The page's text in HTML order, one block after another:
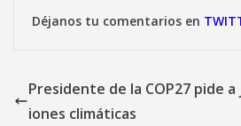
Déjanos tu comentarios en
Presidente de la COP27 pide
iones climáticas